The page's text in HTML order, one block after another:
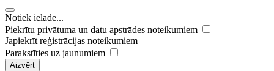
Notiek ielāde...
Piekrītu privātuma un datu apstrādes noteikumiem
Japiekrīt reģistrācijas noteikumiem
Parakstīties uz jaunumiem
Aizvērt